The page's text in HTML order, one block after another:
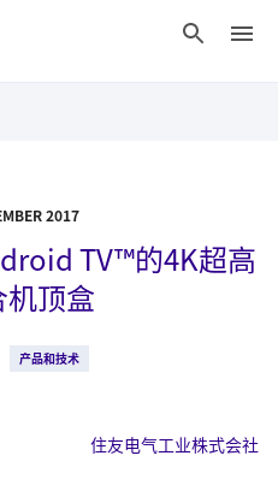
2017
TV™的4K超高
顶盒
产品和技术
住友电气工业株式会社